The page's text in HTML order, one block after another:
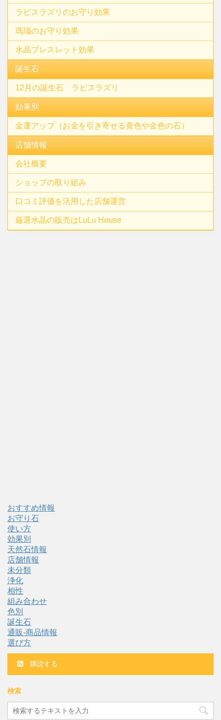
ラピスラズリのお守り効果
瑪瑙のお守り効果
水晶ブレスレット効果
誕生石
12月の誕生石 ラピスラズリ
効果別
金運アップ（お金を引き寄せる黄色や金色の石）
店舗情報
会社概要
ショップの取り組み
口コミ評価を活用した店舗運営
厳選水晶の販売はLuLu House
おすすめ情報
お守り石
使い方
効果別
天然石情報
店舗情報
未分類
浄化
相性
組み合わせ
色別
誕生石
通販-商品情報
選び方
購読する
検索